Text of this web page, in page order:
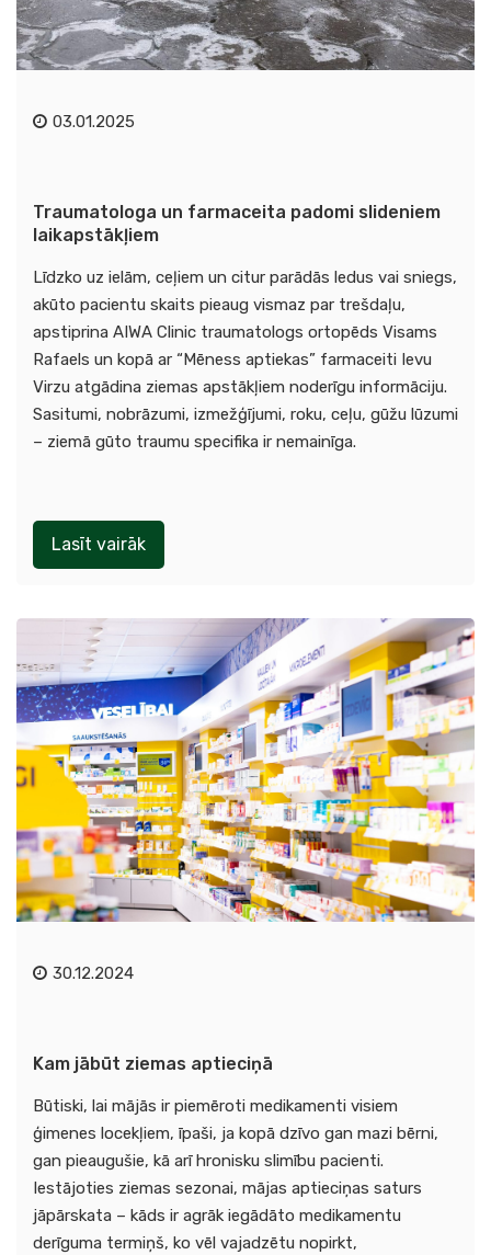
03.01.2025
Traumatologa un farmaceita padomi slideniem
laikapstākļiem
Līdzko uz ielām, ceļiem un citur parādās ledus vai sniegs,
akūto pacientu skaits pieaug vismaz par trešdaļu,
apstiprina AIWA Clinic traumatologs ortopēds Visams
Rafaels un kopā ar “Mēness aptiekas” farmaceiti Ievu
Virzu atgādina ziemas apstākļiem noderīgu informāciju.
Sasitumi, nobrāzumi, izmežģījumi, roku, ceļu, gūžu lūzumi
– ziemā gūto traumu specifika ir nemainīga.
Lasīt vairāk
30.12.2024
Kam jābūt ziemas aptieciņā
Būtiski, lai mājās ir piemēroti medikamenti visiem
ģimenes locekļiem, īpaši, ja kopā dzīvo gan mazi bērni,
gan pieaugušie, kā arī hronisku slimību pacienti.
Iestājoties ziemas sezonai, mājas aptieciņas saturs
jāpārskata – kāds ir agrāk iegādāto medikamentu
derīguma termiņš, ko vēl vajadzētu nopirkt,